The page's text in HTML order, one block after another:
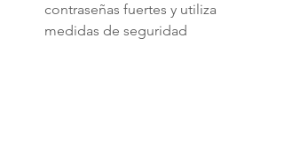
contraseñas fuertes y utiliza
medidas de seguridad